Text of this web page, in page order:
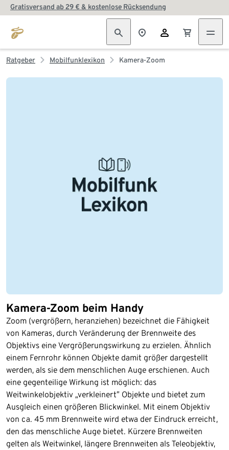
Gratisversand ab 29 € & kostenlose Rücksendung
Ratgeber Mobilfunklexikon Kamera-Zoom
Kamera-Zoom beim Handy
Zoom (vergrößern, heranziehen) bezeichnet die Fähigkeit
von Kameras, durch Veränderung der Brennweite des
Objektivs eine Vergrößerungswirkung zu erzielen. Ähnlich
einem Fernrohr können Objekte damit größer dargestellt
werden, als sie dem menschlichen Auge erschienen. Auch
eine gegenteilige Wirkung ist möglich: das
Weitwinkelobjektiv „verkleinert” Objekte und bietet zum
Ausgleich einen größeren Blickwinkel. Mit einem Objektiv
von ca. 45 mm Brennweite wird etwa der Eindruck erreicht,
den das menschliche Auge bietet. Kürzere Brennweiten
gelten als Weitwinkel, längere Brennweiten als Teleobjektiv,